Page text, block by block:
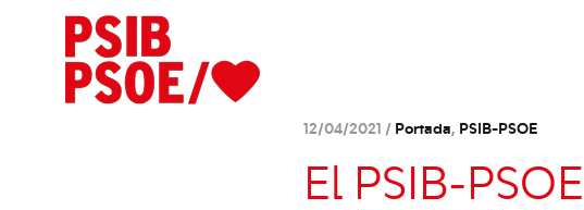
12/04/2021 / Portada, PSIB-PSOE
El PSIB-